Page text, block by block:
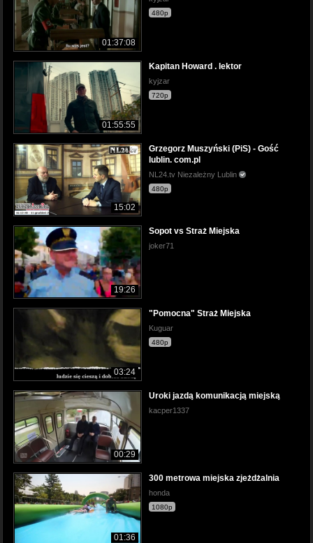
01:37:08
480p
01:55:55
Kapitan Howard . lektor
kyjzar
720p
15:02
Grzegorz Muszyński (PiS) - Gość
lublin. com.pl
NL24.tv Niezależny Lublin
480p
19:26
Sopot vs Straż Miejska
joker71
03:24
"Pomocna" Straż Miejska
Kuguar
480p
00:29
Uroki jazdą komunikacją miejską
kacper1337
01:36
300 metrowa miejska zjeżdżalnia
honda
1080p